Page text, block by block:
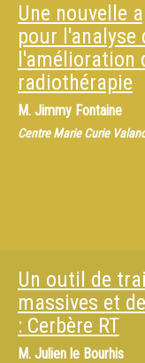
Une nouvelle
pour l'analyse
l'amélioration
radiothérapie
M. Jimmy Fontaine
Centre Marie Curie
Un outil de
massives et
: Cerbère RT
M. Julien le Bourhis